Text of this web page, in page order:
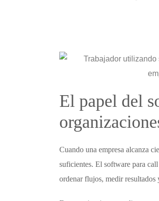
El papel del
Cuando una empresa alcanza
suficientes. El software para
ordenar flujos, medir resultados